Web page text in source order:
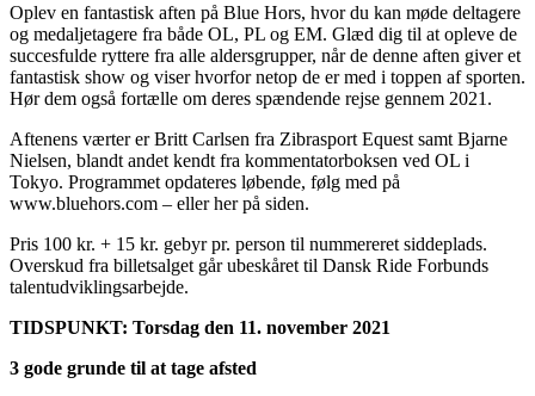
Oplev en fantastisk aften på Blue Hors, hvor du kan møde deltagere
og medaljetagere fra både OL, PL og EM. Glæd dig til at opleve de
succesfulde ryttere fra alle aldersgrupper, når de denne aften giver et
fantastisk show og viser hvorfor netop de er med i toppen af sporten.
Hør dem også fortælle om deres spændende rejse gennem 2021.
Aftenens værter er Britt Carlsen fra Zibrasport Equest samt Bjarne
Nielsen, blandt andet kendt fra kommentatorboksen ved OL i
Tokyo. Programmet opdateres løbende, følg med på
www.bluehors.com – eller her på siden.
Pris 100 kr. + 15 kr. gebyr pr. person til nummereret siddeplads.
Overskud fra billetsalget går ubeskåret til Dansk Ride Forbunds
talentudviklingsarbejde.
TIDSPUNKT: Torsdag den 11. november 2021
3 gode grunde til at tage afsted